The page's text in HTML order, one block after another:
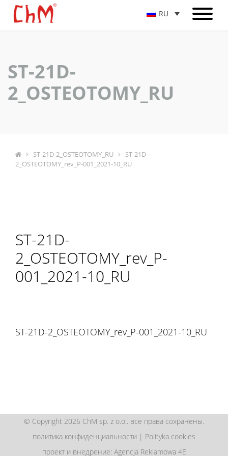
RU
ST-21D-
2_OSTEOTOMY_RU
ST-21D-2_OSTEOTOMY_RU
ST-21D-
2_OSTEOTOMY_rev_P-001_2021-10_RU
ST-21D-
2_OSTEOTOMY_rev_P-
001_2021-10_RU
ST-21D-2_OSTEOTOMY_rev_P-001_2021-10_RU
© Copyright 2026 ChM sp. z o.o.. все права сохранены.
политика конфиденциальности | Polityka cookies
проект и внедрение: Agencja Reklamowa 4E